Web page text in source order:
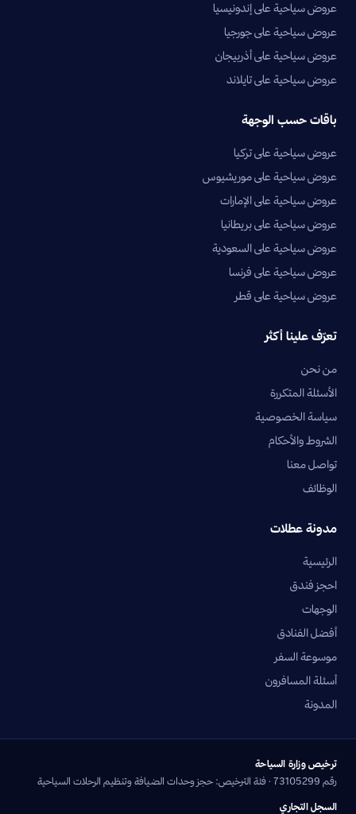
عروض سياحية على إندونيسيا
عروض سياحية على جورجيا
عروض سياحية على أذربيجان
عروض سياحية على تايلاند
باقات حسب الوجهة
عروض سياحية على تركيا
عروض سياحية على موريشيوس
عروض سياحية على الإمارات
عروض سياحية على بريطانيا
عروض سياحية على السعودية
عروض سياحية على فرنسا
عروض سياحية على قطر
تعرّف علينا أكثر
من نحن
الأسئلة المتكررة
سياسة الخصوصية
الشروط والأحكام
تواصل معنا
الوظائف
مدونة عطلات
الرئيسية
احجز فندق
الوجهات
أفضل الفنادق
موسوعة السفر
أسئلة المسافرون
المدونة
ترخيص وزارة السياحة
رقم 73105299 · فئة الترخيص: حجز وحدات الضيافة وتنظيم الرحلات السياحية
السجل التجاري